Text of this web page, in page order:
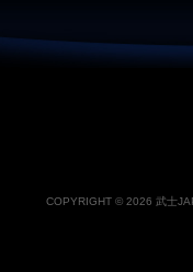
COPYRIGHT © 2026 武士